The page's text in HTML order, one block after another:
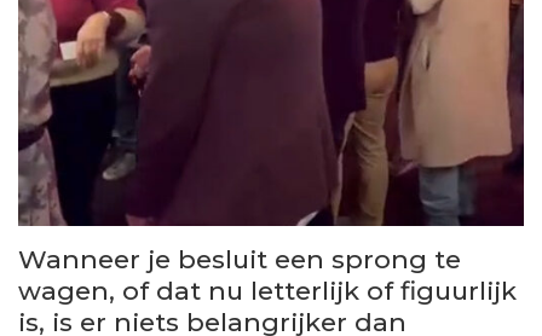
Wanneer je besluit een sprong te
wagen, of dat nu letterlijk of figuurlijk
is, is er niets belangrijker dan